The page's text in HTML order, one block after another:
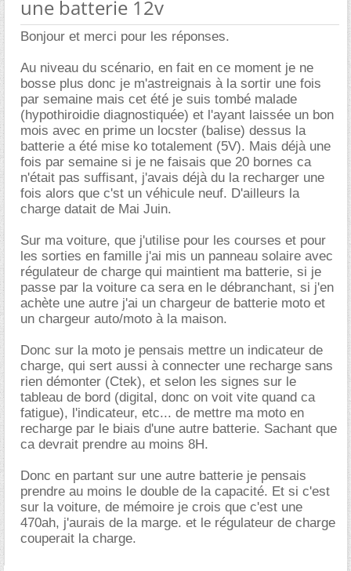
une batterie 12v
Bonjour et merci pour les réponses.
Au niveau du scénario, en fait en ce moment je ne
bosse plus donc je m'astreignais à la sortir une fois
par semaine mais cet été je suis tombé malade
(hypothiroidie diagnostiquée) et l'ayant laissée un bon
mois avec en prime un locster (balise) dessus la
batterie a été mise ko totalement (5V). Mais déjà une
fois par semaine si je ne faisais que 20 bornes ca
n'était pas suffisant, j'avais déjà du la recharger une
fois alors que c'st un véhicule neuf. D'ailleurs la
charge datait de Mai Juin.
Sur ma voiture, que j'utilise pour les courses et pour
les sorties en famille j'ai mis un panneau solaire avec
régulateur de charge qui maintient ma batterie, si je
passe par la voiture ca sera en le débranchant, si j'en
achète une autre j'ai un chargeur de batterie moto et
un chargeur auto/moto à la maison.
Donc sur la moto je pensais mettre un indicateur de
charge, qui sert aussi à connecter une recharge sans
rien démonter (Ctek), et selon les signes sur le
tableau de bord (digital, donc on voit vite quand ca
fatigue), l'indicateur, etc... de mettre ma moto en
recharge par le biais d'une autre batterie. Sachant que
ca devrait prendre au moins 8H.
Donc en partant sur une autre batterie je pensais
prendre au moins le double de la capacité. Et si c'est
sur la voiture, de mémoire je crois que c'est une
470ah, j'aurais de la marge. et le régulateur de charge
couperait la charge.